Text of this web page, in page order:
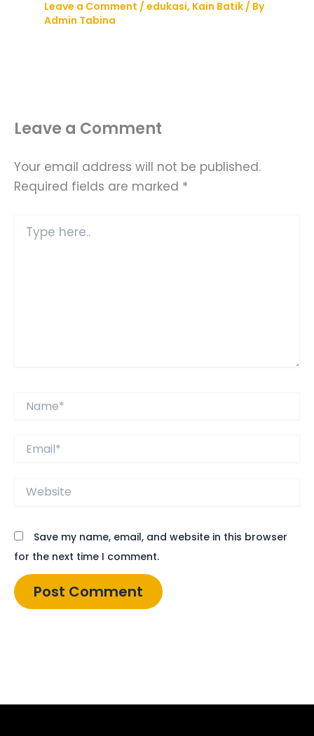
Leave a Comment /edukasi, Kain Batik/ By
Admin Tabina
Leave a Comment
Your email address will not be published.
Required fields are marked *
here..
Website
Save my name, email, and website in this browser
for the next time I comment.